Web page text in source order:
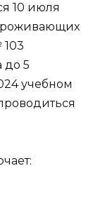
10 июля
до 5
учебном